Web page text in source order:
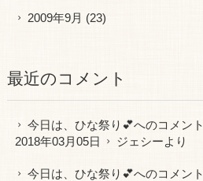
2009年9月 (23)
最近のコメント
今日は、ひな祭り💕へのコメント
2018年03月05日
ジェシーより
今日は、ひな祭り💕へのコメント